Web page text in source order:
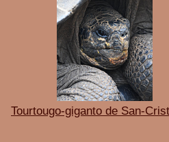
Tourtougo-giganto de San-